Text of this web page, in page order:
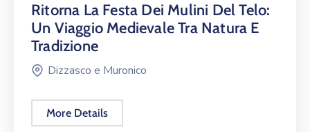
Ritorna La Festa Dei Mulini Del Telo:
Un Viaggio Medievale Tra Natura E
Tradizione
Dizzasco e Muronico
More Details